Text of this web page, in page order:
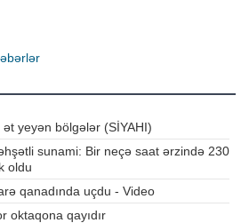
yeyən bölgələr (SİYAHI)
sunami: Bir neçə saat ərzində 230
oldu
qanadında uçdu - Video
oktaqona qayıdır